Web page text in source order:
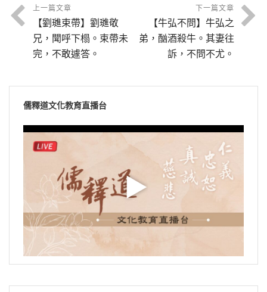
佛，善導光明
上一篇文章
【劉璡束帶】劉璡敬
兄，聞呼下榻。束帶未
完，不敢遽答。
下一篇文章
【牛弘不問】牛弘之
弟，酗酒殺牛。其妻往
訴，不問不尤。
儒釋道文化教育直播台